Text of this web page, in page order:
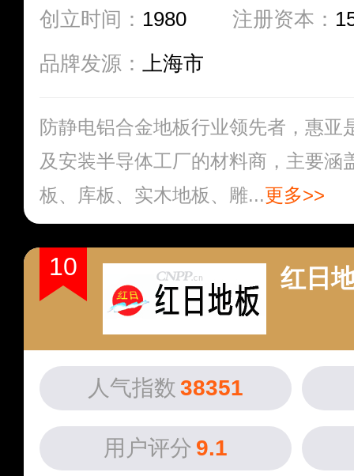
创立时间： 1980 注册资本：
品牌发源：
上海市
防静电铝合金地板行业领先者，惠亚
及安装半导体工厂的材料商，主要涵
板、库板、实木地板、雕...更多>>
10 红日
人气指数 38351
用户评分 9.1